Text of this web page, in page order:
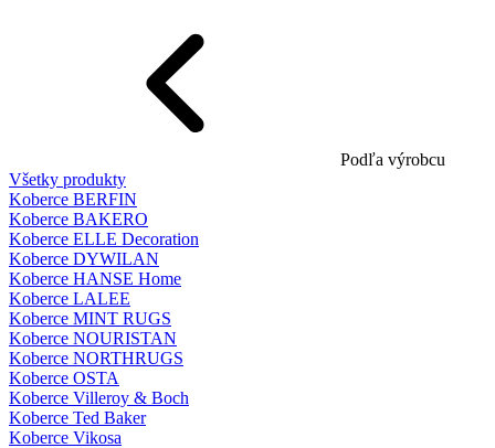
Podľa výrobcu
Všetky produkty
Koberce BERFIN
Koberce BAKERO
Koberce ELLE Decoration
Koberce DYWILAN
Koberce HANSE Home
Koberce LALEE
Koberce MINT RUGS
Koberce NOURISTAN
Koberce NORTHRUGS
Koberce OSTA
Koberce Villeroy & Boch
Koberce Ted Baker
Koberce Vikosa